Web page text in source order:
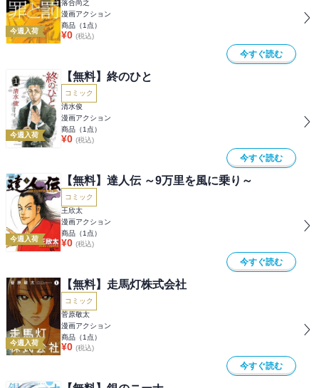
今週入荷
落合尚之
漫画アクション
商品（1 点）
¥0 (税込)
今すぐ読む
今週入荷
【無料】終のひと
コミック
清水俊
漫画アクション
商品（1 点）
¥0 (税込)
今すぐ読む
今週入荷
【無料】達人伝 ～9万里を風に乗り～
コミック
王欣太
漫画アクション
商品（1 点）
¥0 (税込)
今すぐ読む
今週入荷
【無料】走馬灯株式会社
コミック
菅原敬太
漫画アクション
商品（1 点）
¥0 (税込)
今すぐ読む